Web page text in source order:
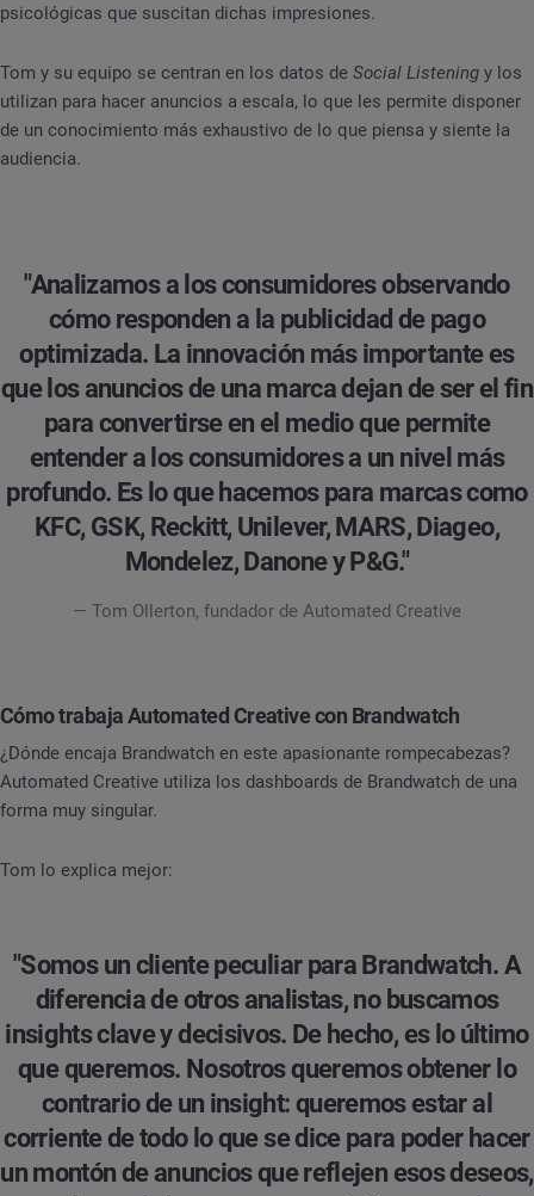
psicológicas que suscitan dichas impresiones.
Tom y su equipo se centran en los datos de Social Listening y los
utilizan para hacer anuncios a escala, lo que les permite disponer
de un conocimiento más exhaustivo de lo que piensa y siente la
audiencia.
"Analizamos a los consumidores observando
cómo responden a la publicidad de pago
optimizada. La innovación más importante es
que los anuncios de una marca dejan de ser el fin
para convertirse en el medio que permite
entender a los consumidores a un nivel más
profundo. Es lo que hacemos para marcas como
KFC, GSK, Reckitt, Unilever, MARS, Diageo,
Mondelez, Danone y P&G."
— Tom Ollerton, fundador de Automated Creative
Cómo trabaja Automated Creative con Brandwatch
¿Dónde encaja Brandwatch en este apasionante rompecabezas?
Automated Creative utiliza los dashboards de Brandwatch de una
forma muy singular.
Tom lo explica mejor:
"Somos un cliente peculiar para Brandwatch. A
diferencia de otros analistas, no buscamos
insights clave y decisivos. De hecho, es lo último
que queremos. Nosotros queremos obtener lo
contrario de un insight: queremos estar al
corriente de todo lo que se dice para poder hacer
un montón de anuncios que reflejen esos deseos,